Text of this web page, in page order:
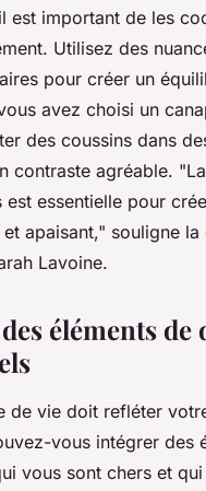
est important de les
Utilisez des
pour créer un
avez choisi un
des coussins dans
contraste agréable.
est essentielle pour
apaisant," souligne la
Lavoine.
éléments de
de vie doit refléter
vous intégrer des
vous sont chers et